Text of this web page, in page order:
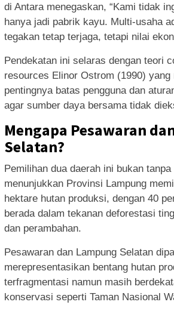
di Antara menegaskan, “Kami tidak
hanya jadi pabrik kayu. Multi-usaha
tegakan tetap terjaga, tetapi nilai
Pendekatan ini selaras dengan teori
resources Elinor Ostrom (1990) yang
pentingnya batas pengguna dan
agar sumber daya bersama tidak
Mengapa Pesawaran
Selatan?
Pemilihan dua daerah ini bukan
menunjukkan Provinsi Lampung
hektare hutan produksi, dengan 40
berada dalam tekanan deforestasi
dan perambahan.
Pesawaran dan Lampung Selatan
merepresentasikan bentang hutan
terfragmentasi namun masih
konservasi seperti Taman Nasional